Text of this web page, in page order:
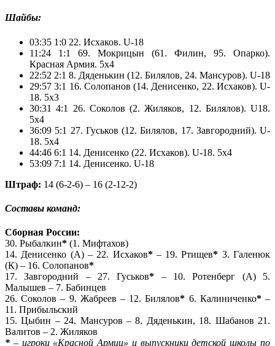
Шайбы:
03:35 1:0 22. Исхаков. U-18
11:24 1:1 69. Мокрицын (61. Филин, 95. Опарко).
Красная Армия. 5х4
22:52 2:1 8. Дяденькин (12. Билялов, 24. Мансуров). U-18
29:57 3:1 16. Солопанов (14. Денисенко, 22. Исхаков). U-
18. 5х3
30:31 4:1 26. Соколов (2. Жиляков, 12. Билялов). U18.
5x4
36:09 5:1 27. Гуськов (12. Билялов, 17. Завгородний). U-
18. 5x4
44:46 6:1 14. Денисенко (22. Исхаков). U-18. 5x4
53:09 7:1 14. Денисенко. U-18
Штраф: 14 (6-2-6) – 16 (2-12-2)
Составы команд:
Сборная России:
30. Рыбалкин* (1. Мифтахов)
14. Денисенко (А) – 22. Исхаков*– 19. Ртищев* 3. Галенюк
(К) – 16. Солопанов*
17. Завгородний – 27. Гуськов* – 10. Ротенберг (А) 5.
Малышев – 7. Бабинцев
26. Соколов – 9. Жабреев – 12. Билялов* 6. Калиниченко*–
11. Прибыльский
15. Цыбин – 24. Мансуров – 8. Дяденькин, 18. Шабанов 21.
Валитов – 2. Жиляков
* – игроки «Красной Армии» и выпускники детской школы по